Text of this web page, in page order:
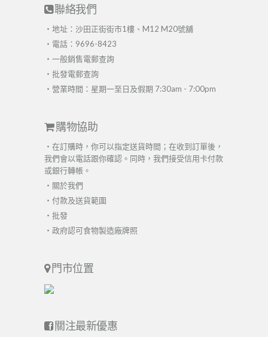
聯絡我們
・地址：沙田正街街市1樓、M12 M20號舖
・電話：9696-8423
・ 一般銷售電郵查詢
・ 批發電郵查詢
・營業時間：星期一至日及假期 7:30am - 7:00pm
購物協助
・在訂購時，你可以指定送貨時間；在收到訂單後，
我們會以電話跟你確認。同時，我們接受信用卡付款
或銀行轉帳。
・ 關於我們
・ 付款及送貨範圍
・ 批發
・ 政府認可食物製造廠牌照
門市位置
關注最新優惠